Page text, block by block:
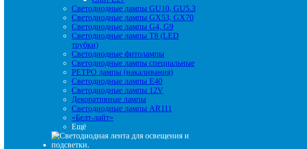
Светодиодные лампы GU10, GU5.3
Светодиодные лампы GX53, GX70
Светодиодные лампы G4, G9
Светодиодные лампы Т8 (LED
трубки)
Светодиодные фитолампы
Светодиодные лампы специальные
РЕТРО лампы (накаливания)
Светодиодные лампы E40
Светодиодные лампы 12V
Декоративные лампы
Светодиодные лампы AR111
«Белт-лайт»
Ещё